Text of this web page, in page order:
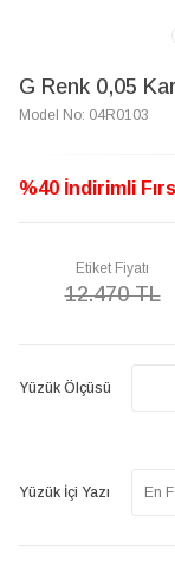
G Renk 0,05
Model No: 04R0103
%40 İndirimli
Etiket Fiyatı
12.470 TL
Yüzük Ölçüsü
Yüzük İçi Yazı